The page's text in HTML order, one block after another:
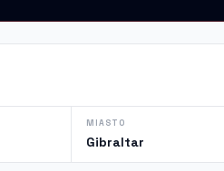
MIASTO
Gibraltar